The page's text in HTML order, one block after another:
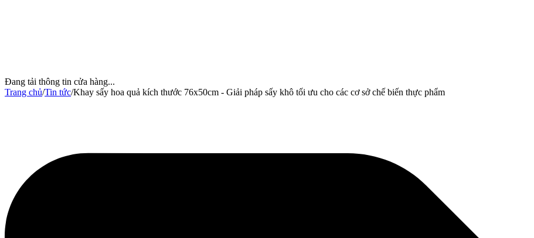
Đang tải thông tin cửa hàng...
Trang chủ/Tin tức/Khay sấy hoa quả kích thước 76x50cm - Giải pháp sấy khô tối ưu cho các cơ sở chế biến thực phẩm